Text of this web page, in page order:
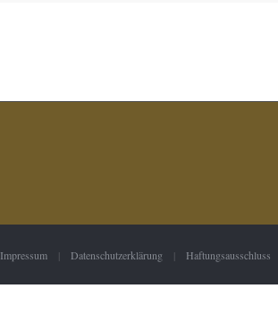
Impressum | Datenschutzerklärung | Haftungsausschluss